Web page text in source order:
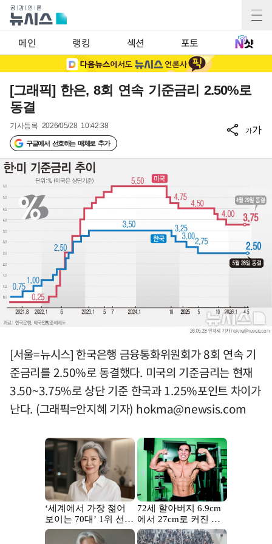
메인 랭킹 섹션 포토
[그래픽] 한은, 8회 연속 기준금리 2.50%로
동결
기사등록 2026/05/28 10:42:38
구글에서 선호하는 매체로 추가
가가
[서울=뉴시스] 한국은행 금융통화위원회가 8회 연속 기
준금리를 2.50%로 동결했다. 미국의 기준금리는 현재
3.50~3.75%로 상단 기준 한국과 1.25%포인트 차이가
난다. (그래픽=안지혜 기자) hokma@newsis.com